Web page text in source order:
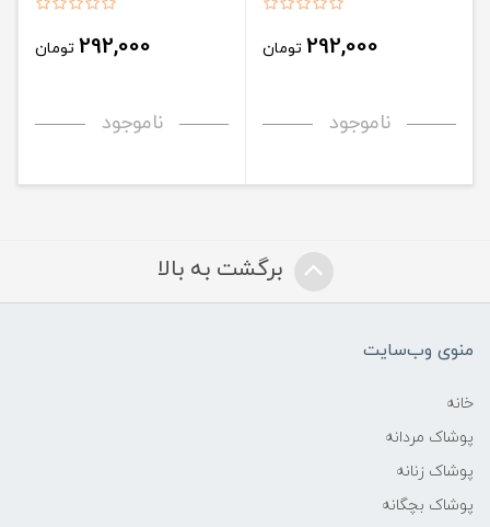
292,000 تومان
ناموجود
292,000 تومان
ناموجود
برگشت به بالا
منوی وب‌سایت
خانه
پوشاک مردانه
پوشاک زنانه
پوشاک بچگانه